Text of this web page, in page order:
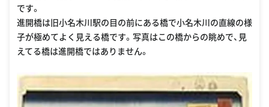
です。
進開橋は旧小名木川駅の目の前にある橋で小名木川の直線の様
子が極めてよく見える橋です。写真はこの橋からの眺めで、見
えてる橋は進開橋ではありません。